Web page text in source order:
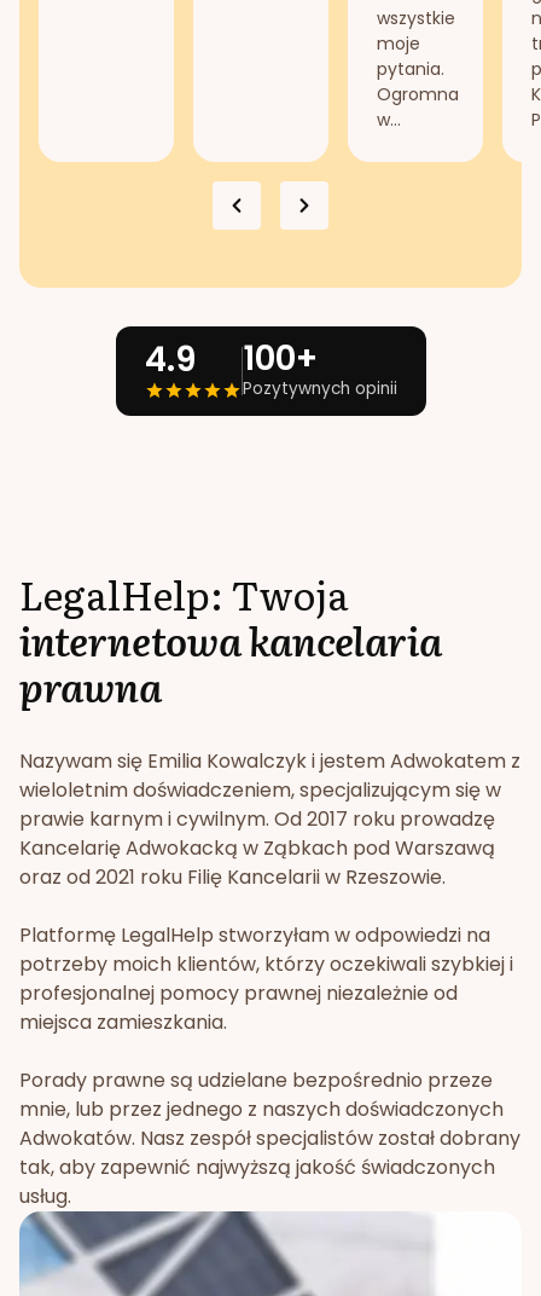
wszystkie
moje
pytania.
Ogromna
w...
4.9 100+
Pozytywnych opinii
LegalHelp: Twoja
internetowa kancelaria
prawna
Nazywam się Emilia Kowalczyk i jestem Adwokatem z
wieloletnim doświadczeniem, specjalizującym się w
prawie karnym i cywilnym. Od 2017 roku prowadzę
Kancelarię Adwokacką w Ząbkach pod Warszawą
oraz od 2021 roku Filię Kancelarii w Rzeszowie.
Platformę LegalHelp stworzyłam w odpowiedzi na
potrzeby moich klientów, którzy oczekiwali szybkiej i
profesjonalnej pomocy prawnej niezależnie od
miejsca zamieszkania.
Porady prawne są udzielane bezpośrednio przeze
mnie, lub przez jednego z naszych doświadczonych
Adwokatów. Nasz zespół specjalistów został dobrany
tak, aby zapewnić najwyższą jakość świadczonych
usług.